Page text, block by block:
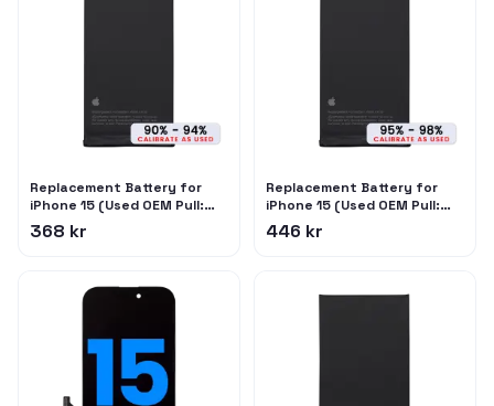
Replacement Battery for
iPhone 15 (Used OEM Pull:
Grade C / SOH 90% to 94%)
368 kr
Replacement Battery for
iPhone 15 (Used OEM Pull:
Grade B / SOH 95% to 98%)
446 kr